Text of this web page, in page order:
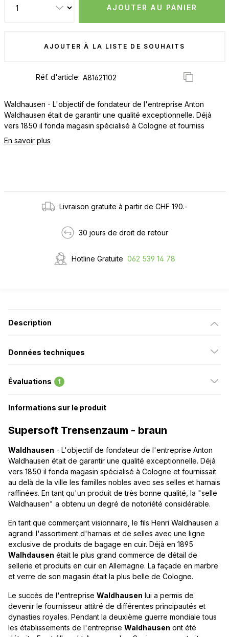
AJOUTER AU PANIER
AJOUTER À LA LISTE DE SOUHAITS
Réf. d'article:
Waldhausen - L'objectif de fondateur de l'entreprise Anton
Waldhausen était de garantir une qualité exceptionnelle. Déjà
vers 1850 il fonda magasin spécialisé à Cologne et fourniss
En savoir plus
Livraison gratuite à partir de CHF 190.-
30 jours de droit de retour
Hotline Gratuite 062 539 14 78
Description
Données techniques
Évaluations 1
Informations sur le produit
Supersoft Trensenzaum - braun
Waldhausen - L'objectif de fondateur de l'entreprise Anton
Waldhausen était de garantir une qualité exceptionnelle. Déjà
vers 1850 il fonda magasin spécialisé à Cologne et fournissait
au delà de la ville les familles nobles avec ses selles et harnais
raffinées. En tant qu'un produit de très bonne qualité, la "selle
Waldhausen" a obtenu un degré de notoriété considérable.
En tant que commerçant visionnaire, le fils Henri Waldhausen a
agrandi l'assortiment d'harnais et de selles avec une ligne
exclusive de produits de bagage en cuir. Déjà en 1895
Walhdausen était le plus grand commerce de détail de
sellerie et produits en cuir en Allemagne. La façade en marbre
et verre de son magasin était la plus belle de Cologne.
Le succès de l'entreprise Waldhausen lui a permis de
devenir le fournisseur attitré de différentes principautés et
dynasties royales. Pendant la deuxième guerre mondiale tous
les établissements de l'entreprise Waldhausen ont été